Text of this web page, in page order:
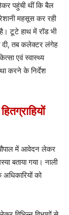
पहुंची थीं कि बैल
महसूस कर रही
टूटे हाथ में रॉड भी
दी, तब कलेक्टर लंगेह
एवं स्वास्थ्य
करने के निर्देश
में आवेदन लेकर
बताया गया। नाली
को